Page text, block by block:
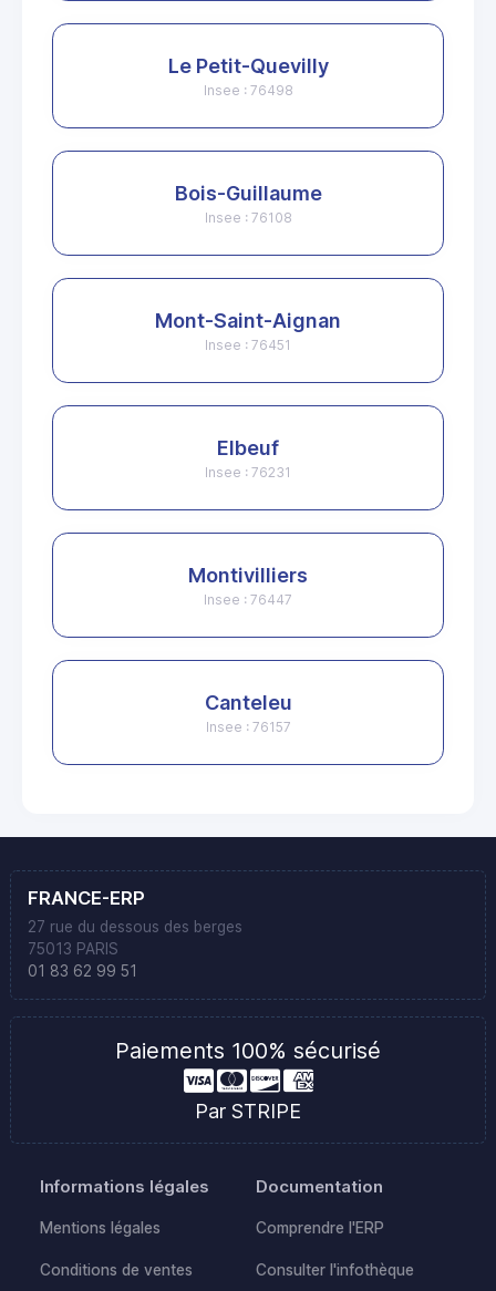
Le Petit-Quevilly
Insee : 76498
Bois-Guillaume
Insee : 76108
Mont-Saint-Aignan
Insee : 76451
Elbeuf
Insee : 76231
Montivilliers
Insee : 76447
Canteleu
Insee : 76157
FRANCE-ERP
27 rue du dessous des berges
75013 PARIS
01 83 62 99 51
Paiements 100% sécurisé
Par STRIPE
Informations légales
Mentions légales
Conditions de ventes
Documentation
Comprendre l'ERP
Consulter l'infothèque